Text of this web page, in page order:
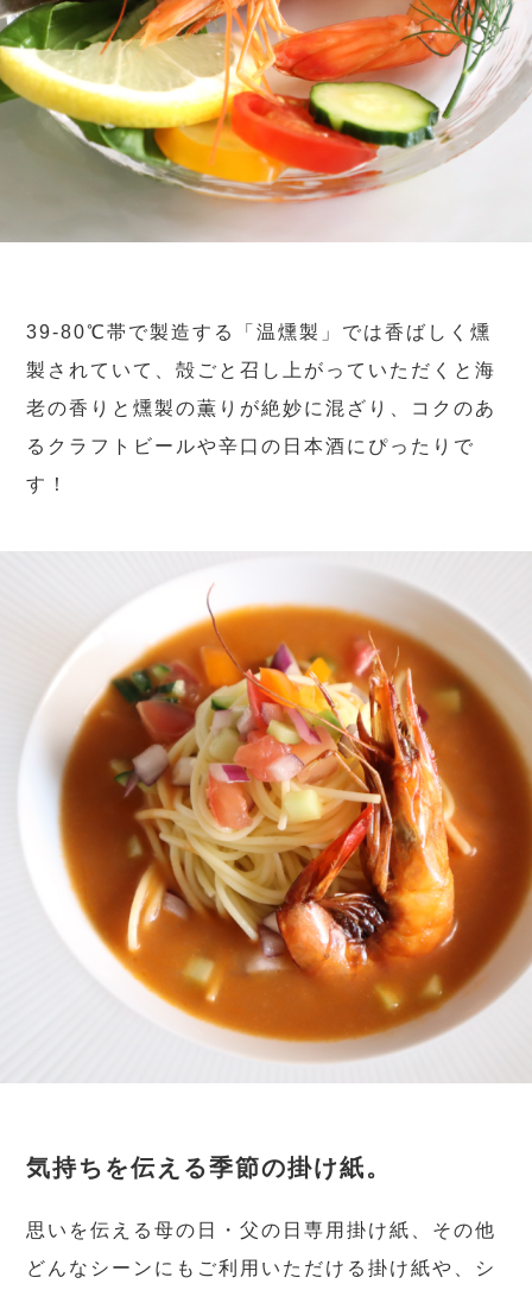
39-80℃帯で製造する「温燻製」では香ばしく燻
製されていて、殻ごと召し上がっていただくと海
老の香りと燻製の薫りが絶妙に混ざり、コクのあ
るクラフトビールや辛口の日本酒にぴったりで
す！
気持ちを伝える季節の掛け紙。
思いを伝える母の日・父の日専用掛け紙、その他
どんなシーンにもご利用いただける掛け紙や、シ